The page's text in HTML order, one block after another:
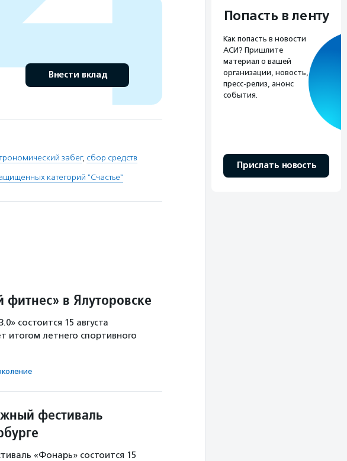
Внести вклад
забег, сбор средств
категорий "Счастье"
в Ялуторовске
состоится 15 августа
итогом летнего спортивного
фестиваль
«Фонарь» состоится 15
Попасть в ленту
Как попасть в новости
АСИ? Пришлите
материал о вашей
организации, новость,
пресс-релиз, анонс
события.
Прислать новость